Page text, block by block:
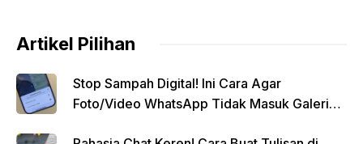
Artikel Pilihan
Stop Sampah Digital! Ini Cara Agar
Foto/Video WhatsApp Tidak Masuk Galeri